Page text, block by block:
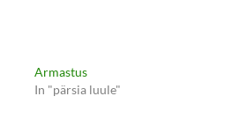
Armastus
In "pärsia luule"